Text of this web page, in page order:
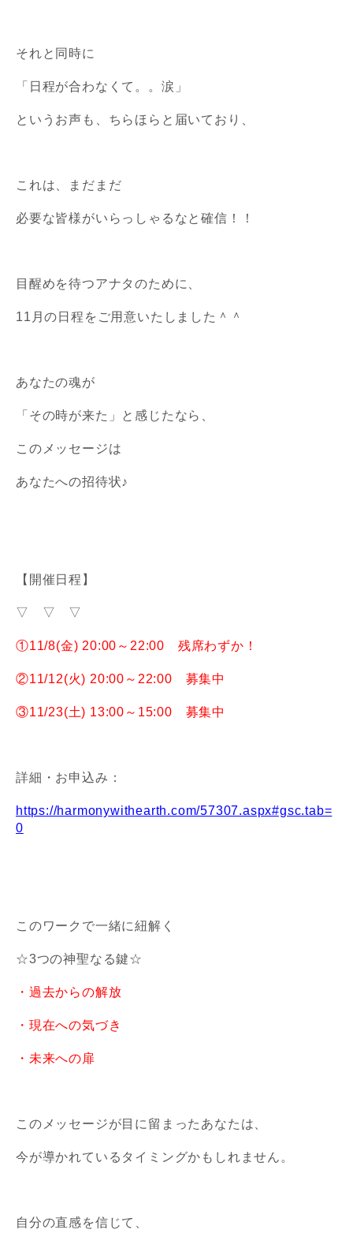
それと同時に
「日程が合わなくて。。涙」
というお声も、ちらほらと届いており、
これは、まだまだ
必要な皆様がいらっしゃるなと確信！！
目醒めを待つアナタのために、
11月の日程をご用意いたしました＾＾
あなたの魂が
「その時が来た」と感じたなら、
このメッセージは
あなたへの招待状♪
【開催日程】
▽ ▽ ▽
①11/8(金) 20:00～22:00 残席わずか！
②11/12(火) 20:00～22:00 募集中
③11/23(土) 13:00～15:00 募集中
詳細・お申込み：
https://harmonywithearth.com/57307.aspx#gsc.tab=
0
このワークで一緒に紐解く
☆3つの神聖なる鍵☆
・過去からの解放
・現在への気づき
・未来への扉
このメッセージが目に留まったあなたは、
今が導かれているタイミングかもしれません。
自分の直感を信じて、